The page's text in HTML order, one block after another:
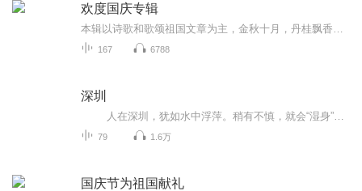
欢度国庆专辑
167 6788
深圳
79 1.6万
国庆节为祖国献礼